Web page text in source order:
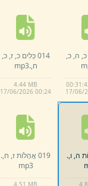
ה, כ,
17/06/
014 כֵּלִים כ, ז, כ,
ח,.
mp3
4.44 MB
17/06/2026 00:24
ו,.
4.
019 אֲהָלוֹת ז, ח,.
mp3
4. 51 MB